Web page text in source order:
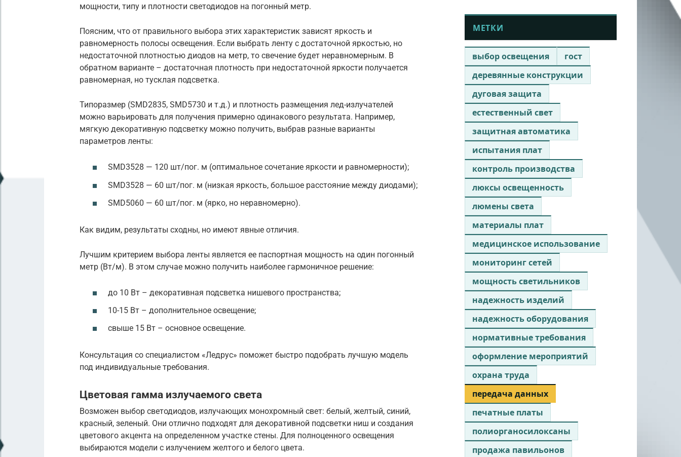
мощности, типу и плотности светодиодов на погонный метр.
Поясним, что от правильного выбора этих характеристик зависят яркость и
равномерность полосы освещения. Если выбрать ленту с достаточной яркостью, но
недостаточной плотностью диодов на метр, то свечение будет неравномерным. В
обратном варианте – достаточная плотность при недостаточной яркости получается
равномерная, но тусклая подсветка.
Типоразмер (SMD2835, SMD5730 и т.д.) и плотность размещения лед-излучателей
можно варьировать для получения примерно одинакового результата. Например,
мягкую декоративную подсветку можно получить, выбрав разные варианты
параметров ленты:
SMD3528 — 120 шт/пог. м (оптимальное сочетание яркости и равномерности);
SMD3528 — 60 шт/пог. м (низкая яркость, большое расстояние между диодами);
SMD5060 — 60 шт/пог. м (ярко, но неравномерно).
Как видим, результаты сходны, но имеют явные отличия.
Лучшим критерием выбора ленты является ее паспортная мощность на один погонный
метр (Вт/м). В этом случае можно получить наиболее гармоничное решение:
до 10 Вт – декоративная подсветка нишевого пространства;
10-15 Вт – дополнительное освещение;
свыше 15 Вт – основное освещение.
Консультация со специалистом «Ледрус» поможет быстро подобрать лучшую модель
под индивидуальные требования.
Цветовая гамма излучаемого света
Возможен выбор светодиодов, излучающих монохромный свет: белый, желтый, синий,
красный, зеленый. Они отлично подходят для декоративной подсветки ниш и создания
цветового акцента на определенном участке стены. Для полноценного освещения
выбираются модели с излучением желтого и белого цвета.
МЕТКИ
выбор освещения
гост
деревянные конструкции
дуговая защита
естественный свет
защитная автоматика
испытания плат
контроль производства
люксы освещенность
люмены света
материалы плат
медицинское использование
мониторинг сетей
мощность светильников
надежность изделий
надежность оборудования
нормативные требования
оформление мероприятий
охрана труда
передача данных
печатные платы
полиорганосилоксаны
продажа павильонов